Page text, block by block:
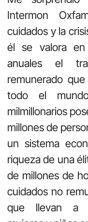
Intermon
cuidados y la
él se valora en
anuales el
remunerado
todo el
milmillonarios
millones de
un sistema
riqueza de una
de millones de
cuidados no
que llevan a